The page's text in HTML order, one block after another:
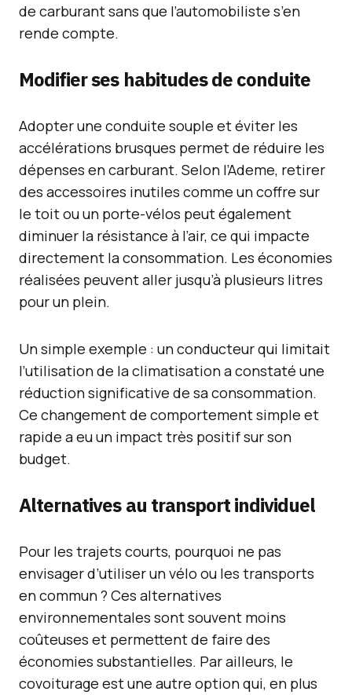
de carburant sans que l’automobiliste s’en
rende compte.
Modifier ses habitudes de conduite
Adopter une conduite souple et éviter les
accélérations brusques permet de réduire les
dépenses en carburant. Selon l’Ademe, retirer
des accessoires inutiles comme un coffre sur
le toit ou un porte-vélos peut également
diminuer la résistance à l’air, ce qui impacte
directement la consommation. Les économies
réalisées peuvent aller jusqu’à plusieurs litres
pour un plein.
Un simple exemple : un conducteur qui limitait
l’utilisation de la climatisation a constaté une
réduction significative de sa consommation.
Ce changement de comportement simple et
rapide a eu un impact très positif sur son
budget.
Alternatives au transport individuel
Pour les trajets courts, pourquoi ne pas
envisager d’utiliser un vélo ou les transports
en commun ? Ces alternatives
environnementales sont souvent moins
coûteuses et permettent de faire des
économies substantielles. Par ailleurs, le
covoiturage est une autre option qui, en plus